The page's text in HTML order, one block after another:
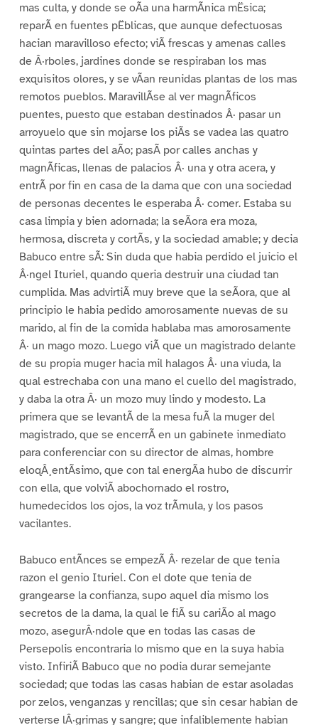
mas culta, y donde se oÃa una harmÃnica mËsica;
reparÃ en fuentes pËblicas, que aunque defectuosas
hacian maravilloso efecto; viÃ frescas y amenas calles
de Â·rboles, jardines donde se respiraban los mas
exquisitos olores, y se vÃan reunidas plantas de los mas
remotos pueblos. MaravillÃse al ver magnÃficos
puentes, puesto que estaban destinados Â· pasar un
arroyuelo que sin mojarse los piÃs se vadea las quatro
quintas partes del aÃo; pasÃ por calles anchas y
magnÃficas, llenas de palacios Â· una y otra acera, y
entrÃ por fin en casa de la dama que con una sociedad
de personas decentes le esperaba Â· comer. Estaba su
casa limpia y bien adornada; la seÃora era moza,
hermosa, discreta y cortÃs, y la sociedad amable; y decia
Babuco entre sÃ: Sin duda que habia perdido el juicio el
Â·ngel Ituriel, quando queria destruir una ciudad tan
cumplida. Mas advirtiÃ muy breve que la seÃora, que al
principio le habia pedido amorosamente nuevas de su
marido, al fin de la comida hablaba mas amorosamente
Â· un mago mozo. Luego viÃ que un magistrado delante
de su propia muger hacia mil halagos Â· una viuda, la
qual estrechaba con una mano el cuello del magistrado,
y daba la otra Â· un mozo muy lindo y modesto. La
primera que se levantÃ de la mesa fuÃ la muger del
magistrado, que se encerrÃ en un gabinete inmediato
para conferenciar con su director de almas, hombre
eloqÂ¸entÃsimo, que con tal energÃa hubo de discurrir
con ella, que volviÃ abochornado el rostro,
humedecidos los ojos, la voz trÃmula, y los pasos
vacilantes.
Babuco entÃnces se empezÃ Â· rezelar de que tenia
razon el genio Ituriel. Con el dote que tenia de
grangearse la confianza, supo aquel dia mismo los
secretos de la dama, la qual le fiÃ su cariÃo al mago
mozo, asegurÂ·ndole que en todas las casas de
Persepolis encontraria lo mismo que en la suya habia
visto. InfiriÃ Babuco que no podia durar semejante
sociedad; que todas las casas habian de estar asoladas
por zelos, venganzas y rencillas; que sin cesar habian de
verterse lÂ·grimas y sangre; que infaliblemente habian